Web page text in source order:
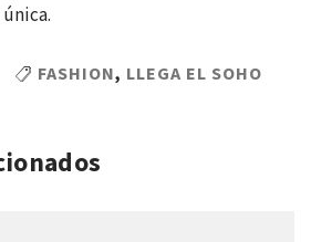
FASHION, LLEGA EL SOHO